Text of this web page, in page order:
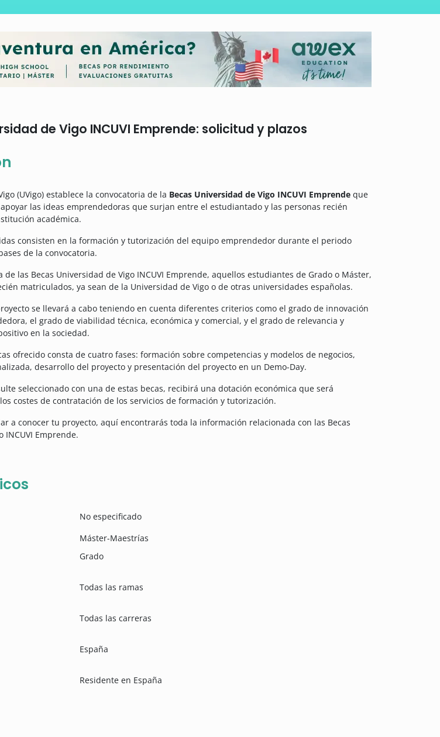
de Vigo INCUVI Emprende: solicitud y plazos
(UVigo) establece la convocatoria de la Becas Universidad de Vigo INCUVI Emprende que
las ideas emprendedoras que surjan entre el estudiantado y las personas recién
académica.
consisten en la formación y tutorización del equipo emprendedor durante el periodo
de la convocatoria.
de las Becas Universidad de Vigo INCUVI Emprende, aquellos estudiantes de Grado o Máster,
matriculados, ya sean de la Universidad de Vigo o de otras universidades españolas.
se llevará a cabo teniendo en cuenta diferentes criterios como el grado de innovación
el grado de viabilidad técnica, económica y comercial, y el grado de relevancia y
en la sociedad.
ofrecido consta de cuatro fases: formación sobre competencias y modelos de negocios,
desarrollo del proyecto y presentación del proyecto en un Demo-Day.
seleccionado con una de estas becas, recibirá una dotación económica que será
costes de contratación de los servicios de formación y tutorización.
a conocer tu proyecto, aquí encontrarás toda la información relacionada con las Becas
INCUVI Emprende.
No especificado
Máster-Maestrías
Grado
Todas las ramas
Todas las carreras
España
Residente en España